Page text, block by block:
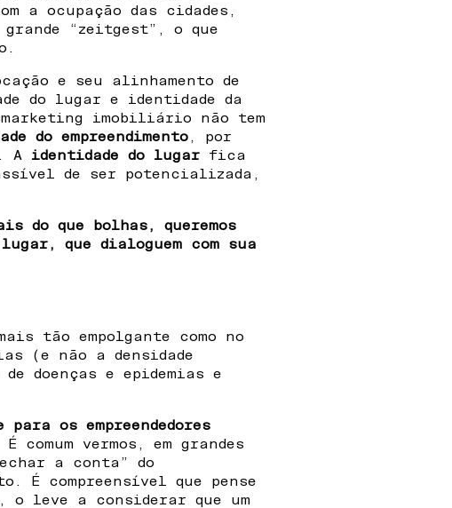
a ocupação das cidades,
grande “zeitgest”, o que
e seu alinhamento de
do lugar e identidade da
imobiliário não tem
do empreendimento , por
A identidade do lugar fica
de ser potencializada,
do que bolhas, queremos
que dialoguem com sua
tão empolgante como no
(e não a densidade
doenças e epidemias e
os empreendedores
vermos, em grandes
a conta” do
É compreensível que pense
o leve a considerar que um